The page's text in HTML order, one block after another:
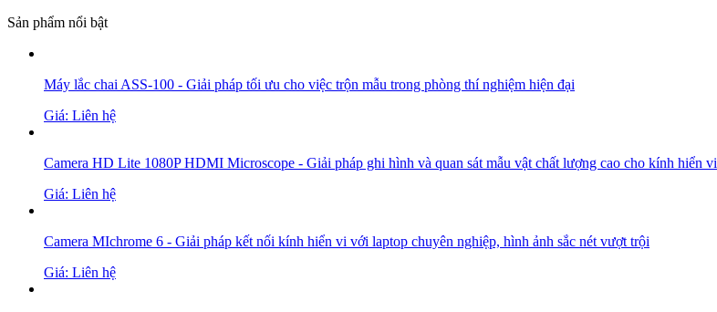
Sản phẩm nổi bật
Máy lắc chai ASS-100 - Giải pháp tối ưu cho việc trộn mẫu trong phòng thí nghiệm hiện đại
Giá: Liên hệ
Camera HD Lite 1080P HDMI Microscope - Giải pháp ghi hình và quan sát mẫu vật chất lượng cao cho kính hiển vi
Giá: Liên hệ
Camera MIchrome 6 - Giải pháp kết nối kính hiển vi với laptop chuyên nghiệp, hình ảnh sắc nét vượt trội
Giá: Liên hệ